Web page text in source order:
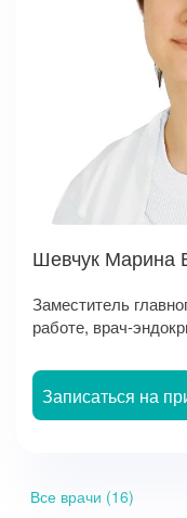
Шевчук Марина
Заместитель
работе, врач-
Записаться на
Все врачи (16)